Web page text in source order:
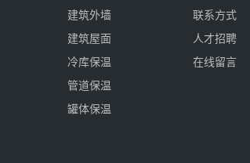
建筑外墙
建筑屋面
冷库保温
管道保温
罐体保温
联系方式
人才招聘
在线留言